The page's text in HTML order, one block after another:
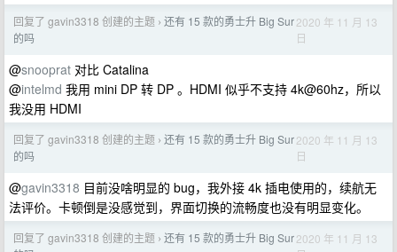
回复了 gavin3318 创建的主题 › 还有 15 款的勇士升 Big Sur
的吗
2020 年 11 月 13
日
@snooprat 对比 Catalina
@intelmd 我用 mini DP 转 DP 。HDMI 似乎不支持 4k@60hz，所以
我没用 HDMI
回复了 gavin3318 创建的主题 › 还有 15 款的勇士升 Big Sur
的吗
2020 年 11 月 13
日
@gavin3318 目前没啥明显的 bug，我外接 4k 插电使用的，续航无
法评价。卡顿倒是没感觉到，界面切换的流畅度也没有明显变化。
回复了 gavin3318 创建的主题 › 还有 15 款的勇士升 Big Sur2020 年 11 月 13